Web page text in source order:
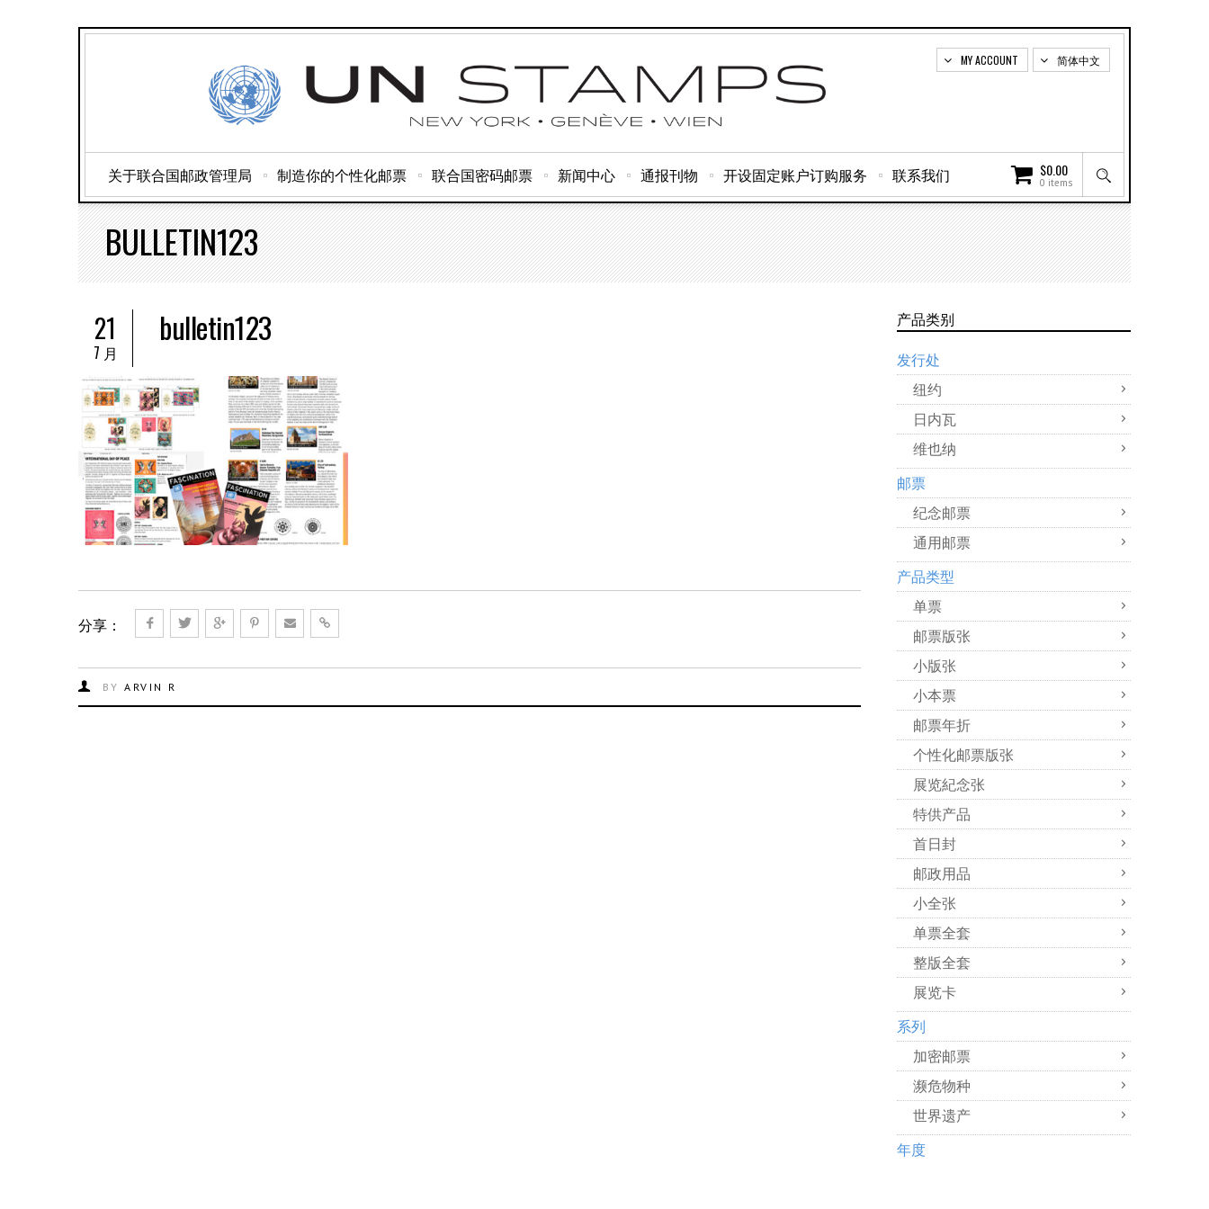
简体中文
MY ACCOUNT
$0.00
0 items
关于联合国邮政管理局 制造你的个性化邮票 联合国密码邮票 新闻中心 通报刊物 开设固定账户订购服务 联系我们
BULLETIN123
21
7 月
bulletin123
分享：
BY ARVIN R
产品类别
发行处
纽约
日内瓦
维也纳
邮票
纪念邮票
通用邮票
产品类型
单票
邮票版张
小版张
小本票
邮票年折
个性化邮票版张
展览紀念张
特供产品
首日封
邮政用品
小全张
单票全套
整版全套
展览卡
系列
加密邮票
濒危物种
世界遗产
年度